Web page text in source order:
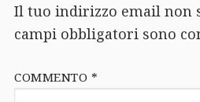
Il tuo indirizzo email non
campi obbligatori sono
COMMENTO *